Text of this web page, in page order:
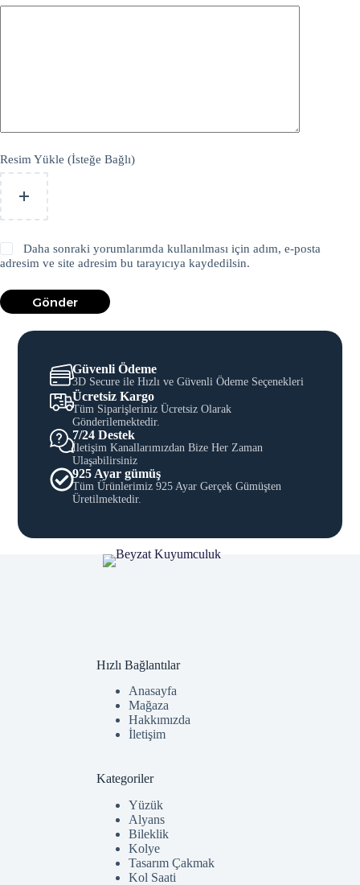
Resim Yükle (İsteğe Bağlı)
Daha sonraki yorumlarımda kullanılması için adım, e-posta
adresim ve site adresim bu tarayıcıya kaydedilsin.
Gönder
Güvenli Ödeme
3D Secure ile Hızlı ve Güvenli Ödeme Seçenekleri
Ücretsiz Kargo
Tüm Siparişleriniz Ücretsiz Olarak
Gönderilemektedir.
7/24 Destek
İletişim Kanallarımızdan Bize Her Zaman
Ulaşabilirsiniz
925 Ayar gümüş
Tüm Ürünlerimiz 925 Ayar Gerçek Gümüşten
Üretilmektedir.
Hızlı Bağlantılar
Anasayfa
Mağaza
Hakkımızda
İletişim
Kategoriler
Yüzük
Alyans
Bileklik
Kolye
Tasarım Çakmak
Kol Saati